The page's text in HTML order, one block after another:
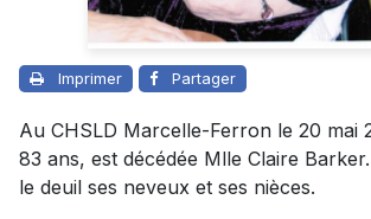
Imprimer Partager
Au CHSLD Marcelle-Ferron le 20 mai
83 ans, est décédée Mlle Claire
le deuil ses neveux et ses nièces.